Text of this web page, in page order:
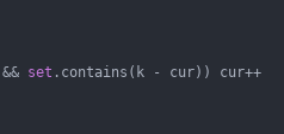
set .contains(k - cur)) cur++